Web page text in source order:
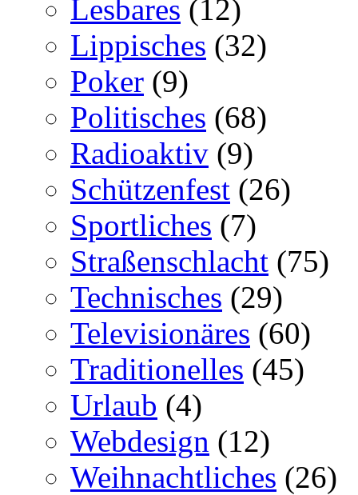
Lesbares (12)
Lippisches (32)
Poker (9)
Politisches (68)
Radioaktiv (9)
Schützenfest (26)
Sportliches (7)
Straßenschlacht (75)
Technisches (29)
Televisionäres (60)
Traditionelles (45)
Urlaub (4)
Webdesign (12)
Weihnachtliches (26)